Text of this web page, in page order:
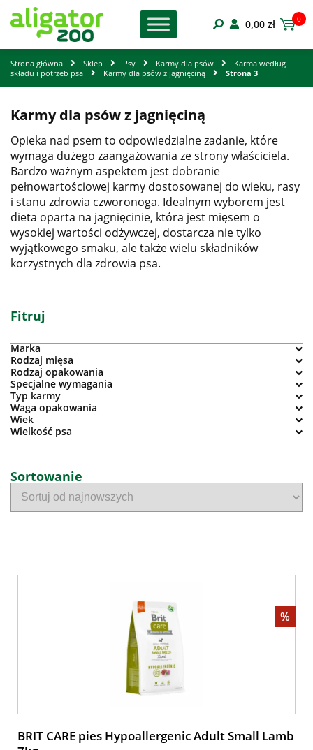
0,00 zł 0
Strona główna Sklep Psy Karmy dla psów
Karma według
składu i potrzeb psa
Karmy dla psów z jagnięciną Strona 3
Karmy dla psów z jagnięciną
Opieka nad psem to odpowiedzialne zadanie, które
wymaga dużego zaangażowania ze strony właściciela.
Bardzo ważnym aspektem jest dobranie
pełnowartościowej karmy dostosowanej do wieku, rasy
i stanu zdrowia czworonoga. Idealnym wyborem jest
dieta oparta na jagnięcinie, która jest mięsem o
wysokiej wartości odżywczej, dostarcza nie tylko
wyjątkowego smaku, ale także wielu składników
korzystnych dla zdrowia psa.
Fitruj
Marka
Rodzaj mięsa
Rodzaj opakowania
Specjalne wymagania
Typ karmy
Waga opakowania
Wiek
Wielkość psa
Sortowanie
%
BRIT CARE pies Hypoallergenic Adult Small Lamb